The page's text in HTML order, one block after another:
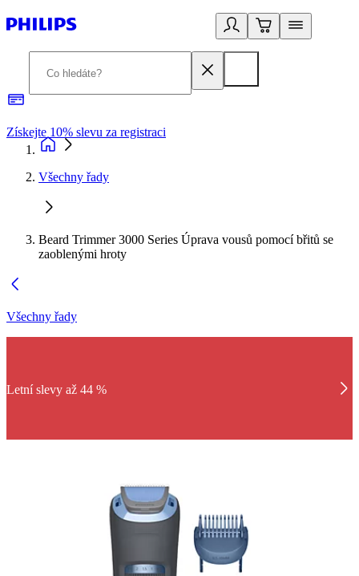
Získejte 10% slevu za registraci
Všechny řady
Beard Trimmer 3000 Series Úprava vousů pomocí břitů se
zaoblenými hroty
Všechny řady
Letní slevy až 44 %